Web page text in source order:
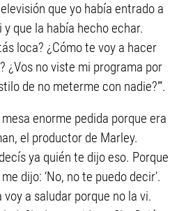
que yo había entrado a
que la había hecho echar.
loca? ¿Cómo te voy a hacer
¿Vos no viste mi programa por
de no meterme con nadie?’”.
enorme pedida porque era
el productor de Marley.
ya quién te dijo eso. Porque
dijo: ‘No, no te puedo decir’.
a saludar porque no la vi.